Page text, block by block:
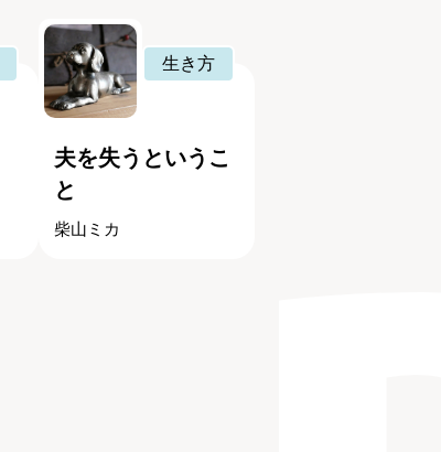
生き方
夫を失うというこ
と
柴山ミカ